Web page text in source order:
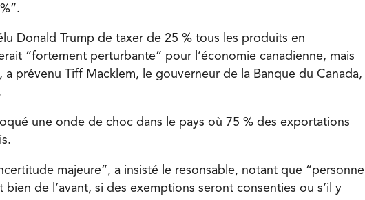
Donald Trump de taxer de 25 % tous les produits en
“fortement perturbante” pour l’économie canadienne, mais
a prévenu Tiff Macklem, le gouverneur de la Banque du Canada,
une onde de choc dans le pays où 75 % des exportations
majeure”, a insisté le resonsable, notant que “personne
bien de l’avant, si des exemptions seront consenties ou s’il y